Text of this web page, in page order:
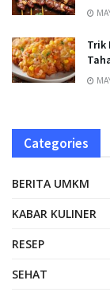
Trik
Categories
BERITA UMKM
KABAR KULINER
RESEP
SEHAT